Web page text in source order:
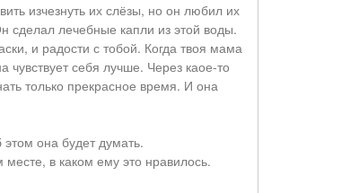
изчезнуть их слёзы, но он любил их
сделал лечебные капли из этой воды.
и радости с тобой. Когда твоя мама
себя лучше. Через каое-то
только прекрасное время. И она
она будет думать.
в каком ему это нравилось.